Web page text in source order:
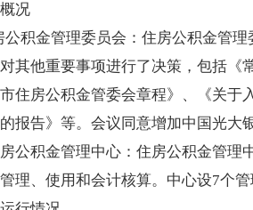
况
公积金管理委员会：住房公积金管
其他重要事项进行了决策，包括《
住房公积金管委会章程》、《关于
报告》等。会议同意增加中国光
房公积金管理中心：住房公积金管
理、使用和会计核算。中心设7个